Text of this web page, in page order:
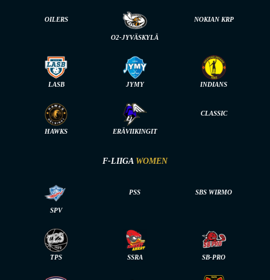
OILERS
O2-JYVÄSKYLÄ
NOKIAN KRP
LASB JYMY INDIANS
HAWKS ERÄVIIKINGIT
CLASSIC
F-LIIGA WOMEN
SPV
PSS SBS WIRMO
TPS SSRA SB-PRO